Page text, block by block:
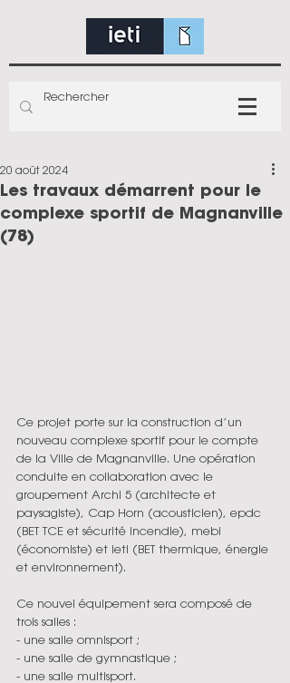
Les travaux démarrent pour le
complexe sportif de Magnanville
(78)
20 août 2024
Ce projet porte sur la construction d’un
nouveau complexe sportif pour le compte
de la Ville de Magnanville. Une opération
conduite en collaboration avec le
groupement Archi 5 (architecte et
paysagiste), Cap Horn (acousticien), epdc
(BET TCE et sécurité incendie), mebi
(économiste) et ieti (BET thermique, énergie
et environnement).
Ce nouvel équipement sera composé de
trois salles :
- une salle omnisport ;
- une salle de gymnastique ;
- une salle multisport.